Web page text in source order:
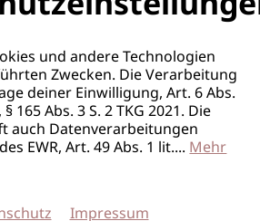
und andere Technologien
Zwecken. Die Verarbeitung
deiner Einwilligung, Art. 6 Abs.
165 Abs. 3 S. 2 TKG 2021. Die
auch Datenverarbeitungen
EWR, Art. 49 Abs. 1 lit....Mehr
Impressum